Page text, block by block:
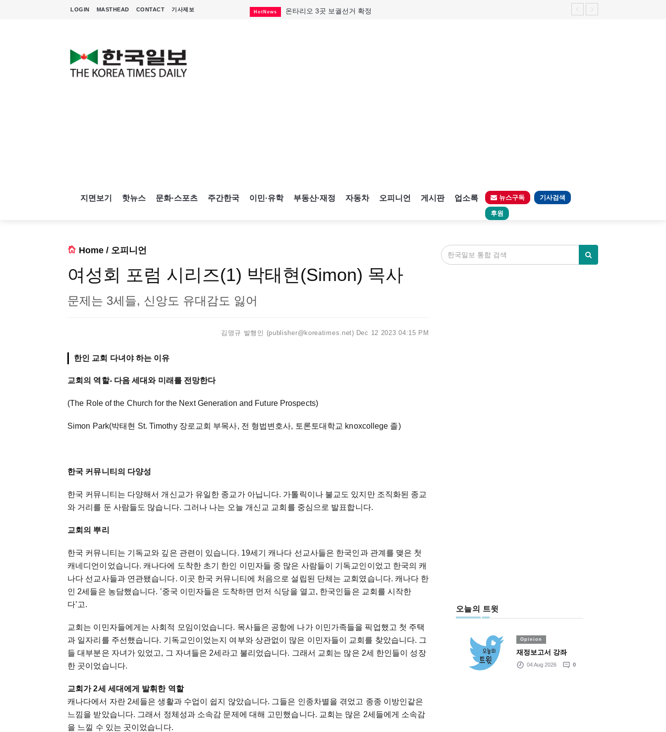
LOGIN MASTHEAD CONTACT 기사제보 HotNews 캐나다·미국 교역 20억 불 감소
지면보기 핫뉴스 문화·스포츠 주간한국 이민·유학 부동산·재정 자동차 오피니언 게시판 업소록 뉴스구독 기사검색
후원
Home / 오피니언
여성회 포럼 시리즈(1) 박태현(Simon) 목사
문제는 3세들, 신앙도 유대감도 잃어
김명규 발행인 (publisher@koreatimes.net) Dec 12 2023 04:15 PM
한인 교회 다녀야 하는 이유
교회의 역할- 다음 세대와 미래를 전망한다
(The Role of the Church for the Next Generation and Future Prospects)
Simon Park(박태현 St. Timothy 장로교회 부목사, 전 형법변호사, 토론토대학교 knoxcollege 졸)
한국 커뮤니티의 다양성
한국 커뮤니티는 다양해서 개신교가 유일한 종교가 아닙니다. 가톨릭이나 불교도 있지만 조직화된 종교
와 거리를 둔 사람들도 많습니다. 그러나 나는 오늘 개신교 교회를 중심으로 발표합니다.
교회의 뿌리
한국 커뮤니티는 기독교와 깊은 관련이 있습니다. 19세기 캐나다 선교사들은 한국인과 관계를 맺은 첫
캐네디언이었습니다. 캐나다에 도착한 초기 한인 이민자들 중 많은 사람들이 기독교인이었고 한국의 캐
나다 선교사들과 연관됐습니다. 이곳 한국 커뮤니티에 처음으로 설립된 단체는 교회였습니다. 캐나다 한
인 2세들은 농담했습니다. ’중국 이민자들은 도착하면 먼저 식당을 열고, 한국인들은 교회를 시작한
다’고.
교회는 이민자들에게는 사회적 모임이었습니다. 목사들은 공항에 나가 이민가족들을 픽업했고 첫 주택
과 일자리를 주선했습니다. 기독교인이었는지 여부와 상관없이 많은 이민자들이 교회를 찾았습니다. 그
들 대부분은 자녀가 있었고, 그 자녀들은 2세라고 불리었습니다. 그래서 교회는 많은 2세 한인들이 성장
한 곳이었습니다.
교회가 2세 세대에게 발휘한 역할
캐나다에서 자란 2세들은 생활과 수업이 쉽지 않았습니다. 그들은 인종차별을 겪었고 종종 이방인같은
느낌을 받았습니다. 그래서 정체성과 소속감 문제에 대해 고민했습니다. 교회는 많은 2세들에게 소속감
을 느낄 수 있는 곳이었습니다.
오늘의 트윗
Opinion
재정보고서 강좌
04 Aug 2026 0